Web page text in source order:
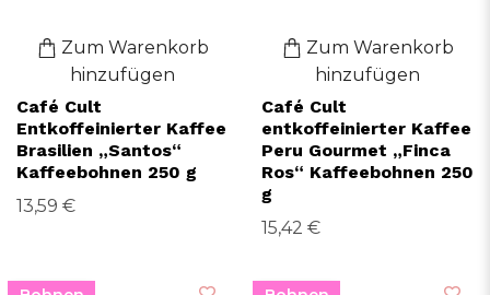
Zum Warenkorb
hinzufügen
Café Cult
Entkoffeinierter Kaffee
Brasilien „Santos“
Kaffeebohnen 250 g
13,59 €
Zum Warenkorb
hinzufügen
Café Cult
entkoffeinierter Kaffee
Peru Gourmet „Finca
Ros“ Kaffeebohnen 250
g
15,42 €